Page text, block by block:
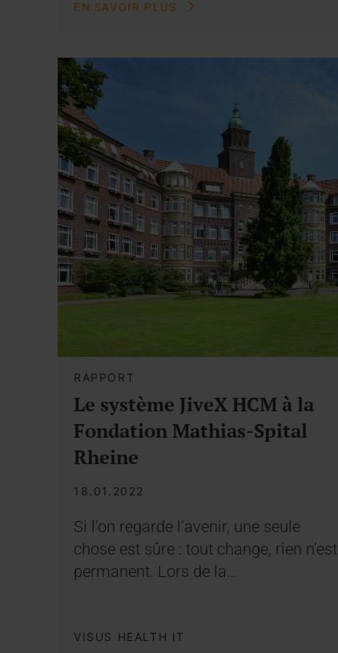
EN SAVOIR PLUS
RAPPORT
Le système JiveX HCM à la
Fondation Mathias-Spital
Rheine
18.01.2022
Si l’on regarde l’avenir, une seule
chose est sûre : tout change, rien n’est
permanent. Lors de la…
VISUS HEALTH IT